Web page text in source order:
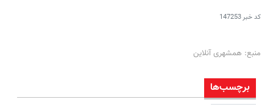
کد خبر147253
منبع: همشهری آنلاین
برچسب‌ها